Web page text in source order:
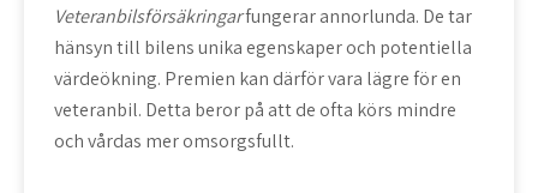
Veteranbilsförsäkringarfungerar annorlunda. De tar
hänsyn till bilens unika egenskaper och potentiella
värdeökning. Premien kan därför vara lägre för en
veteranbil. Detta beror på att de ofta körs mindre
och vårdas mer omsorgsfullt.